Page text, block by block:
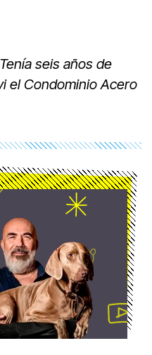
Tenía seis años de
el Condominio Acero